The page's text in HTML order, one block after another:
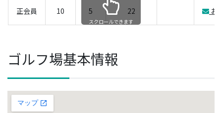
正会員 10 5 22 お
スクロールできます
ゴルフ場基本情報